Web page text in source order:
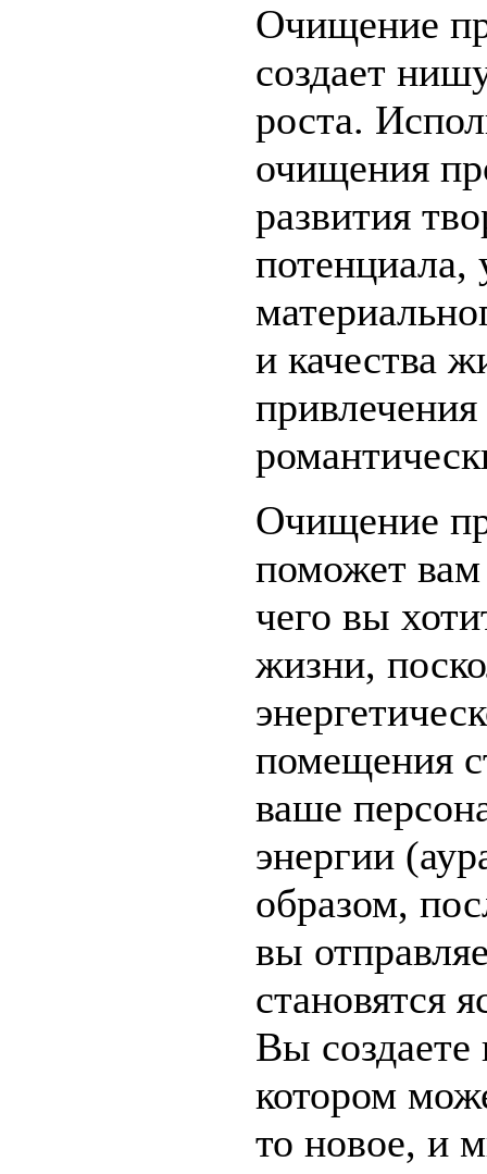
Очищение
создает
роста.
очищения
развития
потенциала,
и качества
Очищение
поможет вам
чего вы
жизни,
помещения
ваше
энергии
образом,
вы
становятся
Вы создаете
котором
то новое, и